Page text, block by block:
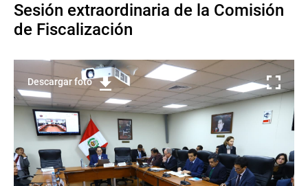
Sesión extraordinaria de la Comisión
de Fiscalización
Descargar foto